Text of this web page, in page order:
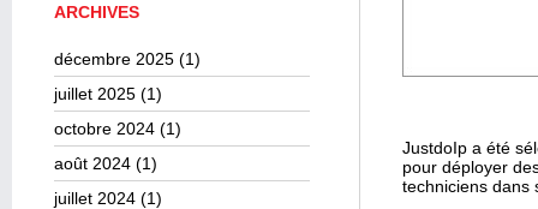
ARCHIVES
décembre 2025 (1)
juillet 2025 (1)
octobre 2024 (1)
août 2024 (1)
juillet 2024 (1)
JustdoIp a été
pour déployer
techniciens dans